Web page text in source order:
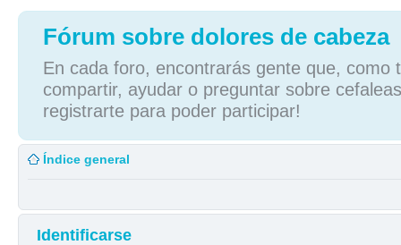
Fórum sobre dolores de cabeza
En cada foro, encontrarás gente que, como
compartir, ayudar o preguntar sobre
registrarte para poder participar!
Índice general
Identificarse